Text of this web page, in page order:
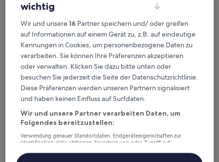
Kostenlose Stornierung bei
Planänderungen
Verdiene Prämien für jede
wahrgenommene Übernachtung
Mehr sparen mit Preisen für Mitglieder
Überprüfe die Preise für diese Daten
Nächstes Wochenende
wichtig
Wir und unsere16 Partner speichern und/ oder greifen
auf Informationen auf einem Gerät zu, z.B. auf eindeutige
Kennungen in Cookies, um personenbezogene Daten zu
verarbeiten. Sie können Ihre Präferenzen akzeptieren
oder verwalten. Klicken Sie dazu bitte unten oder
besuchen Sie jederzeit die Seite der Datenschutzrichtlinie.
Diese Präferenzen werden unseren Partnern signalisiert
und haben keinen Einfluss auf Surfdaten.
Wir und unsere Partner verarbeiten Daten, um
Folgendes bereitzustellen:
Verwendung genauer Standortdaten. Endgeräteeigenschaften zur
Identifikation aktiv abfragen. Speichern von oder Zugriff auf
Inhalte, Messung von Werbeleistung und der Performance von Inhalten,